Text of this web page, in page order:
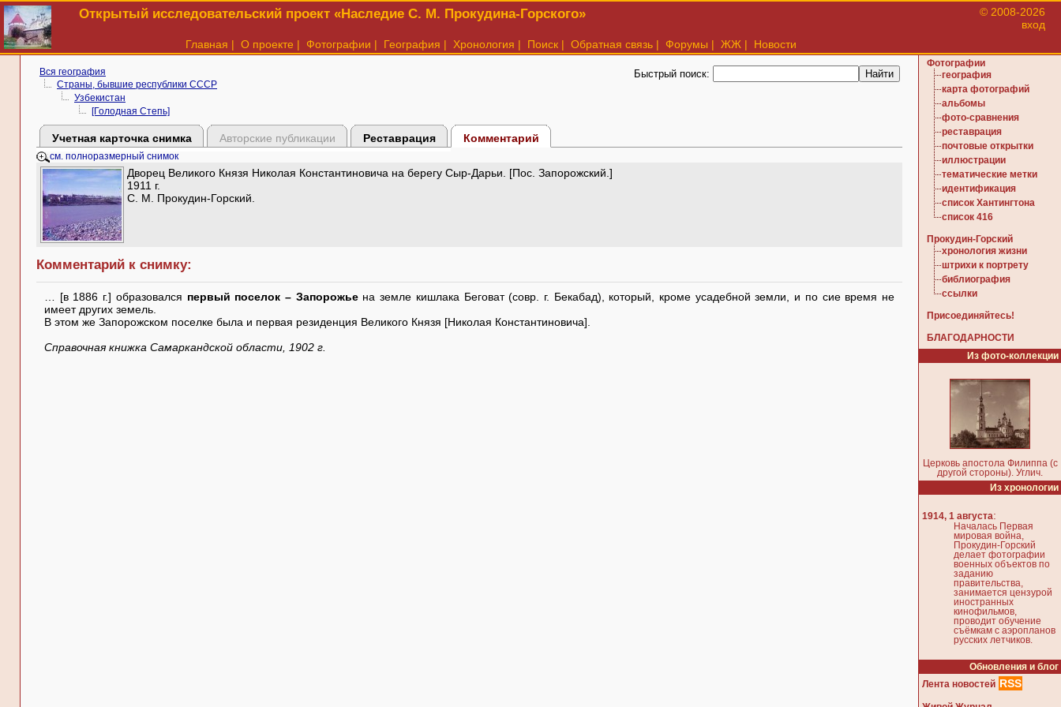
Открытый исследовательский проект «Наследие С. М. Прокудина-Горского»
© 2008-2026
вход
Главная | О проекте | Фотографии | География | Хронология | Поиск | Обратная связь | Форумы | ЖЖ | Новости
Вся география
Страны, бывшие республики СССР
Узбекистан
[Голодная Степь]
Быстрый поиск:
Учетная карточка снимка Авторские публикации Реставрация Комментарий
см. полноразмерный снимок
Дворец Великого Князя Николая Константиновича на берегу Сыр-Дарьи. [Пос. Запорожский.]
1911 г.
С. М. Прокудин-Горский.
Комментарий к снимку:
… [в 1886 г.] образовался первый поселок – Запорожьена земле кишлака Беговат (совр. г. Бекабад), который, кроме усадебной земли, и по сие время не
имеет других земель.
В этом же Запорожском поселке была и первая резиденция Великого Князя [Николая Константиновича].
Cправочная книжка Самаркандской области, 1902 г.
Фотографии
география
карта фотографий
альбомы
фото-сравнения
реставрация
почтовые открытки
иллюстрации
тематические метки
идентификация
список Хантингтона
список 416
Прокудин-Горский
хронология жизни
штрихи к портрету
библиография
ссылки
Присоединяйтесь!
БЛАГОДАРНОСТИ
Из фото-коллекции
Церковь апостола Филиппа (с
другой стороны). Углич.
Из хронологии
1914, 1 августа:
Началась Первая
мировая война,
Прокудин-Горский
делает фотографии
военных объектов по
заданию
правительства,
занимается цензурой
иностранных
кинофильмов,
проводит обучение
съёмкам с аэропланов
русских летчиков.
Обновления и блог
Лента новостей RSS